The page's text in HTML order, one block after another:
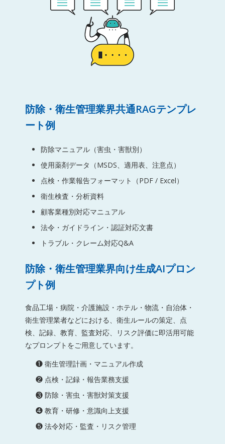
防除・衛生管理業界共通RAGテンプレ
ート例
防除マニュアル（害虫・害獣別）
使用薬剤データ（MSDS、適用表、注意点）
点検・作業報告フォーマット（PDF / Excel）
衛生検査・分析資料
顧客業種別対応マニュアル
法令・ガイドライン・認証対応文書
トラブル・クレーム対応Q&A
防除・衛生管理業界向け生成AIプロン
プト例
食品工場・病院・介護施設・ホテル・物流・自治体・
衛生管理業者などにおける、衛生ルールの策定、点
検、記録、教育、監査対応、リスク評価に即活用可能
なプロンプトをご用意しています。
❶ 衛生管理計画・マニュアル作成
❷ 点検・記録・報告業務支援
❸ 防除・害虫・害獣対策支援
❹ 教育・研修・意識向上支援
❺ 法令対応・監査・リスク管理